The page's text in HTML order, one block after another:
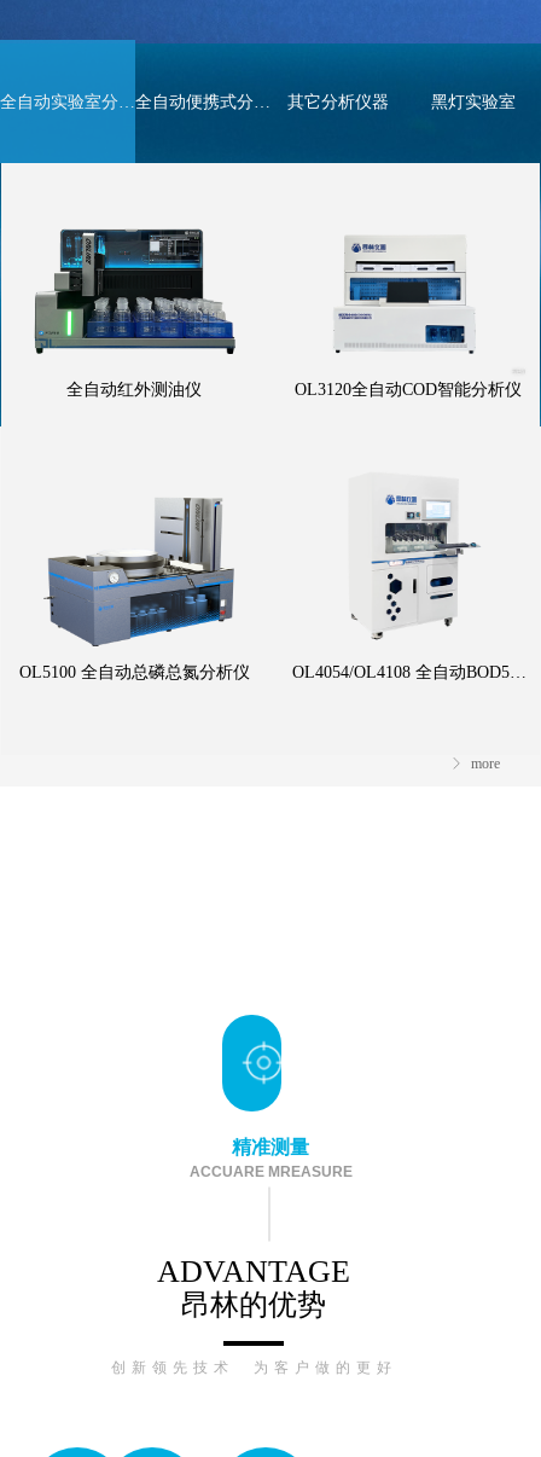
全自动实验室分析仪器 全自动便携式分析仪器 其它分析仪器 黑灯实验室
全自动红外测油仪 OL3120全自动COD智能分析仪
OL5100 全自动总磷总氮分析仪 OL4054/OL4108 全自动BOD5智能分析仪
昂林的优势
创新领先技术 为客户做的更好
ADVANTAGE
精准测量
ACCUARE MREASURE
ꁕ more